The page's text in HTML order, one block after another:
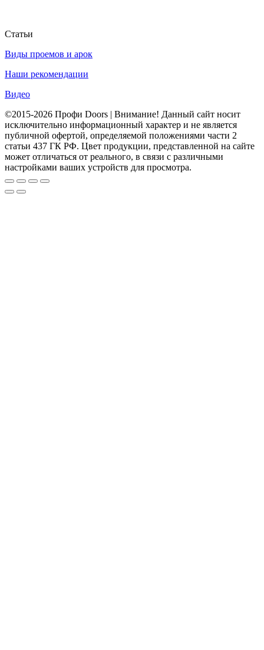
Статьи
Виды проемов и арок
Наши рекомендации
Видео
©2015-2026 Профи Doors | Внимание! Данный сайт носит
исключительно информационный характер и не является
публичной офертой, определяемой положениями части 2
статьи 437 ГК РФ. Цвет продукции, представленной на сайте
может отличаться от реального, в связи с различными
настройками ваших устройств для просмотра.